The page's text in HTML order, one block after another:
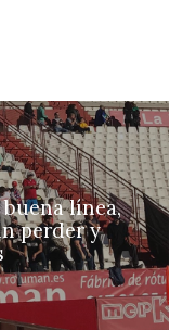
línea,
perder y